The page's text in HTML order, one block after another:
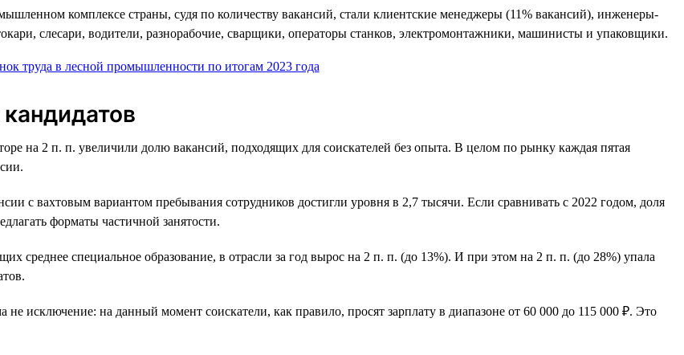
комплексе страны, судя по количеству вакансий, стали клиентские менеджеры (11% вакансий), инженеры-
слесари, водители, разнорабочие, сварщики, операторы станков, электромонтажники, машинисты и упаковщики.
на 2 п. п. увеличили долю вакансий, подходящих для соискателей без опыта. В целом по рынку каждая пятая
с вахтовым вариантом пребывания сотрудников достигли уровня в 2,7 тысячи. Если сравнивать с 2022 годом, доля
форматы частичной занятости.
среднее специальное образование, в отрасли за год вырос на 2 п. п. (до 13%). И при этом на 2 п. п. (до 28%) упала
не исключение: на данный момент соискатели, как правило, просят зарплату в диапазоне от 60 000 до 115 000 ₽. Это